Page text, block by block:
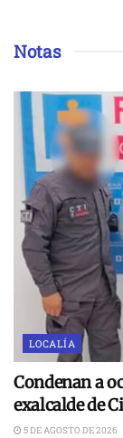
Notas
LOCALÍA
Condenan a
exalcalde de
5 DE AGOSTO DE 2026